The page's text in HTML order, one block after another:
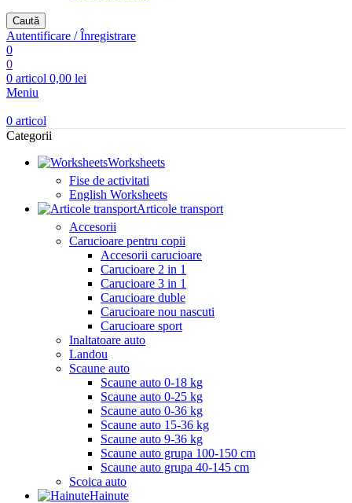
Caută
Autentificare / Înregistrare
0
0
0 articol 0,00 lei
Meniu
0 articol
Categorii
Worksheets
Fise de activitati
English Worksheets
Articole transport
Accesorii
Carucioare pentru copii
Accesorii carucioare
Carucioare 2 in 1
Carucioare 3 in 1
Carucioare duble
Carucioare nou nascuti
Carucioare sport
Inaltatoare auto
Landou
Scaune auto
Scaune auto 0-18 kg
Scaune auto 0-25 kg
Scaune auto 0-36 kg
Scaune auto 15-36 kg
Scaune auto 9-36 kg
Scaune auto grupa 100-150 cm
Scaune auto grupa 40-145 cm
Scoica auto
Hainute